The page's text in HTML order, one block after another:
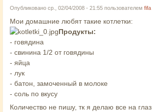
Опубликовано ср., 02/04/2008 - 21:55 пользователем fifa
Мои домашние любят такие котлетки:
Продукты:
- говядина
- свинина 1/2 от говядины
- яйца
- лук
- батон, замоченный в молоке
- соль по вкусу
Количество не пишу, тк я делаю все на глаз.